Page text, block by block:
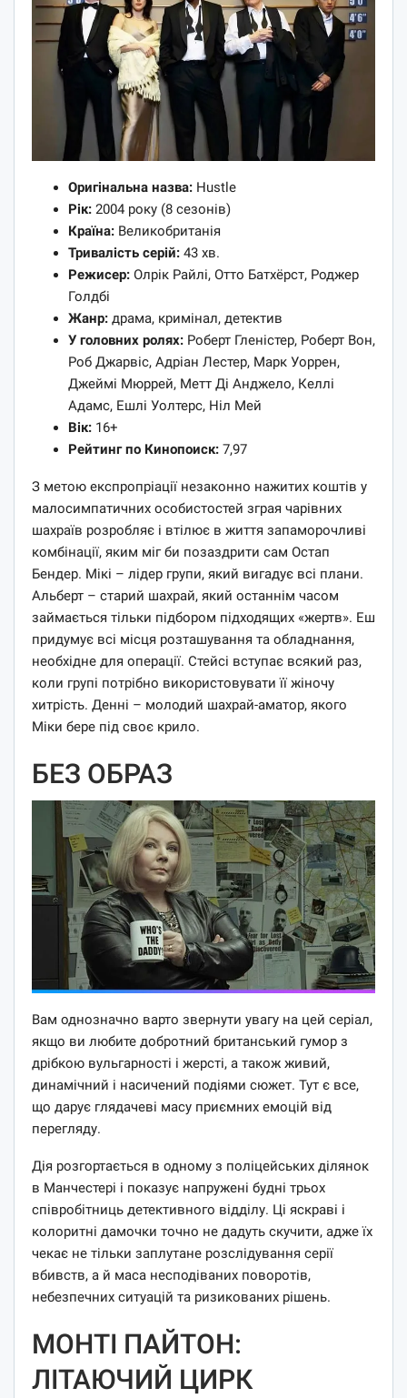
Оригінальна назва: Hustle
Рік: 2004 року (8 сезонів)
Країна: Великобританія
Тривалість серій: 43 хв.
Режисер: Олрік Райлі, Отто Батхёрст, Роджер
Голдбі
Жанр: драма, кримінал, детектив
У головних ролях: Роберт Гленістер, Роберт Вон,
Роб Джарвіс, Адріан Лестер, Марк Уоррен,
Джеймі Мюррей, Метт Ді Анджело, Келлі
Адамс, Ешлі Уолтерс, Ніл Мей
Вік: 16+
Рейтинг по Кинопоиск: 7,97
З метою експропріації незаконно нажитих коштів у
малосимпатичних особистостей зграя чарівних
шахраїв розробляє і втілює в життя запаморочливі
комбінації, яким міг би позаздрити сам Остап
Бендер. Мікі – лідер групи, який вигадує всі плани.
Альберт – старий шахрай, який останнім часом
займається тільки підбором підходящих «жертв». Еш
придумує всі місця розташування та обладнання,
необхідне для операції. Стейсі вступає всякий раз,
коли групі потрібно використовувати її жіночу
хитрість. Денні – молодий шахрай-аматор, якого
Міки бере під своє крило.
БЕЗ ОБРАЗ
Вам однозначно варто звернути увагу на цей серіал,
якщо ви любите добротний британський гумор з
дрібкою вульгарності і жерсті, а також живий,
динамічний і насичений подіями сюжет. Тут є все,
що дарує глядачеві масу приємних емоцій від
перегляду.
Дія розгортається в одному з поліцейських ділянок
в Манчестері і показує напружені будні трьох
співробітниць детективного відділу. Ці яскраві і
колоритні дамочки точно не дадуть скучити, адже їх
чекає не тільки заплутане розслідування серії
вбивств, а й маса несподіваних поворотів,
небезпечних ситуацій та ризикованих рішень.
МОНТІ ПАЙТОН:
ЛІТАЮЧИЙ ЦИРК